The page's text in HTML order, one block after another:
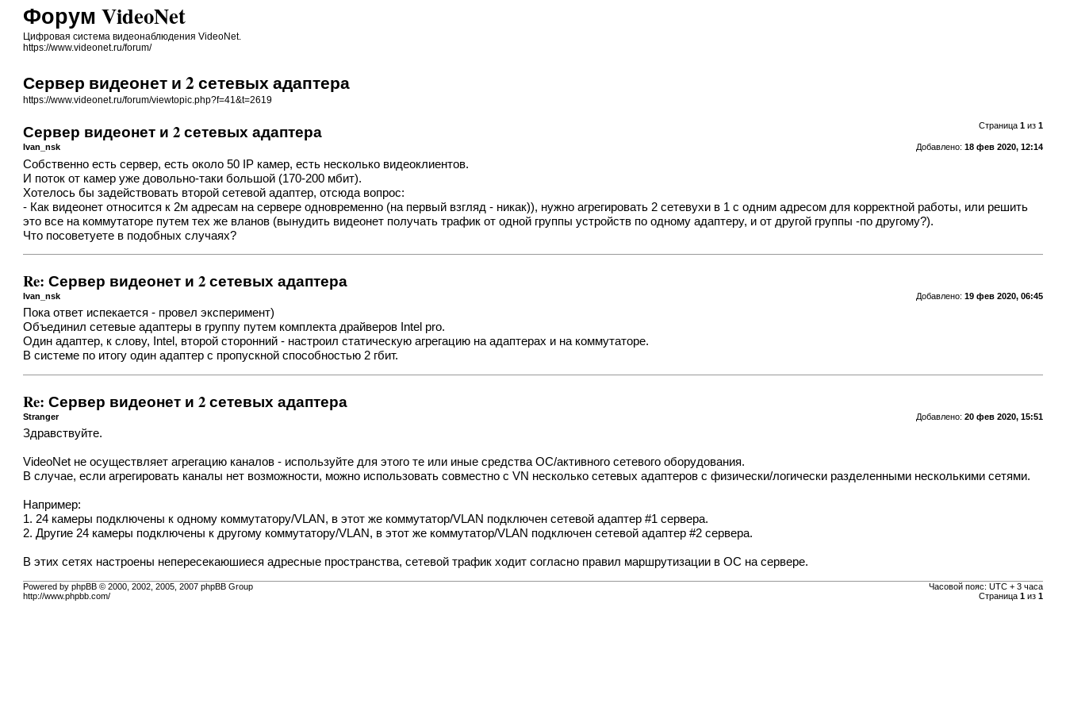
Форум VideoNet
Цифровая система видеонаблюдения VideoNet.
https://www.videonet.ru/forum/
Сервер видеонет и 2 сетевых адаптера
https://www.videonet.ru/forum/viewtopic.php?f=41&t=2619
Страница 1из 1
Сервер видеонет и 2 сетевых адаптера
Добавлено: 18 фев 2020, 12:14
Ivan_nsk
Собственно есть сервер, есть около 50 IP камер, есть несколько видеоклиентов.
И поток от камер уже довольно-таки большой (170-200 мбит).
Хотелось бы задействовать второй сетевой адаптер, отсюда вопрос:
- Как видеонет относится к 2м адресам на сервере одновременно (на первый взгляд - никак)), нужно агрегировать 2 сетевухи в 1 с одним адресом для корректной работы, или решить
это все на коммутаторе путем тех же вланов (вынудить видеонет получать трафик от одной группы устройств по одному адаптеру, и от другой группы -по другому?).
Что посоветуете в подобных случаях?
Re: Сервер видеонет и 2 сетевых адаптера
Добавлено: 19 фев 2020, 06:45
Ivan_nsk
Пока ответ испекается - провел эксперимент)
Объединил сетевые адаптеры в группу путем комплекта драйверов Intel pro.
Один адаптер, к слову, Intel, второй сторонний - настроил статическую агрегацию на адаптерах и на коммутаторе.
В системе по итогу один адаптер с пропускной способностью 2 гбит.
Re: Сервер видеонет и 2 сетевых адаптера
Добавлено: 20 фев 2020, 15:51
Stranger
Здравствуйте.
VideoNet не осуществляет агрегацию каналов - используйте для этого те или иные средства ОС/активного сетевого оборудования.
В случае, если агрегировать каналы нет возможности, можно использовать совместно с VN несколько сетевых адаптеров с физически/логически разделенными несколькими сетями.
Например:
1. 24 камеры подключены к одному коммутатору/VLAN, в этот же коммутатор/VLAN подключен сетевой адаптер #1 сервера.
2. Другие 24 камеры подключены к другому коммутатору/VLAN, в этот же коммутатор/VLAN подключен сетевой адаптер #2 сервера.
В этих сетях настроены непересекаюшиеся адресные пространства, сетевой трафик ходит согласно правил маршрутизации в ОС на сервере.
Часовой пояс: UTC + 3 часа
Страница 1из 1
Powered by phpBB © 2000, 2002, 2005, 2007 phpBB Group
http://www.phpbb.com/